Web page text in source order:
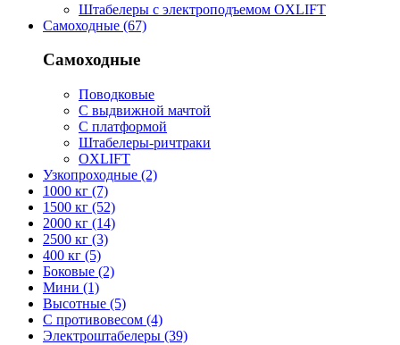
Штабелеры с электроподъемом OXLIFT
Самоходные (67)
Самоходные
Поводковые
С выдвижной мачтой
С платформой
Штабелеры-ричтраки
OXLIFT
Узкопроходные (2)
1000 кг (7)
1500 кг (52)
2000 кг (14)
2500 кг (3)
400 кг (5)
Боковые (2)
Мини (1)
Высотные (5)
С противовесом (4)
Электроштабелеры (39)